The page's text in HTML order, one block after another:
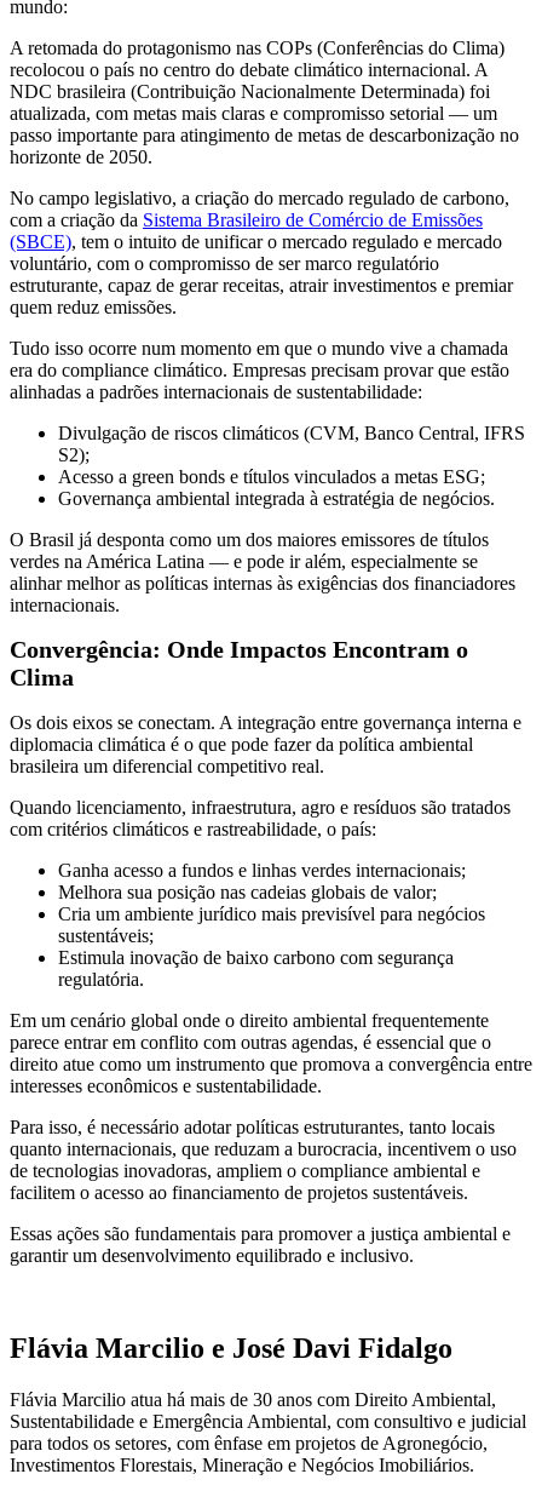
mundo:
A retomada do protagonismo nas COPs (Conferências do Clima)
recolocou o país no centro do debate climático internacional. A
NDC brasileira (Contribuição Nacionalmente Determinada) foi
atualizada, com metas mais claras e compromisso setorial — um
passo importante para atingimento de metas de descarbonização no
horizonte de 2050.
No campo legislativo, a criação do mercado regulado de carbono,
com a criação da Sistema Brasileiro de Comércio de Emissões
(SBCE), tem o intuito de unificar o mercado regulado e mercado
voluntário, com o compromisso de ser marco regulatório
estruturante, capaz de gerar receitas, atrair investimentos e premiar
quem reduz emissões.
Tudo isso ocorre num momento em que o mundo vive a chamada
era do compliance climático. Empresas precisam provar que estão
alinhadas a padrões internacionais de sustentabilidade:
Divulgação de riscos climáticos (CVM, Banco Central, IFRS
S2);
Acesso a green bonds e títulos vinculados a metas ESG;
Governança ambiental integrada à estratégia de negócios.
O Brasil já desponta como um dos maiores emissores de títulos
verdes na América Latina — e pode ir além, especialmente se
alinhar melhor as políticas internas às exigências dos financiadores
internacionais.
Convergência: Onde Impactos Encontram o
Clima
Os dois eixos se conectam. A integração entre governança interna e
diplomacia climática é o que pode fazer da política ambiental
brasileira um diferencial competitivo real.
Quando licenciamento, infraestrutura, agro e resíduos são tratados
com critérios climáticos e rastreabilidade, o país:
Ganha acesso a fundos e linhas verdes internacionais;
Melhora sua posição nas cadeias globais de valor;
Cria um ambiente jurídico mais previsível para negócios
sustentáveis;
Estimula inovação de baixo carbono com segurança
regulatória.
Em um cenário global onde o direito ambiental frequentemente
parece entrar em conflito com outras agendas, é essencial que o
direito atue como um instrumento que promova a convergência entre
interesses econômicos e sustentabilidade.
Para isso, é necessário adotar políticas estruturantes, tanto locais
quanto internacionais, que reduzam a burocracia, incentivem o uso
de tecnologias inovadoras, ampliem o compliance ambiental e
facilitem o acesso ao financiamento de projetos sustentáveis.
Essas ações são fundamentais para promover a justiça ambiental e
garantir um desenvolvimento equilibrado e inclusivo.
Flávia Marcilio e José Davi Fidalgo
Flávia Marcilio atua há mais de 30 anos com Direito Ambiental,
Sustentabilidade e Emergência Ambiental, com consultivo e judicial
para todos os setores, com ênfase em projetos de Agronegócio,
Investimentos Florestais, Mineração e Negócios Imobiliários.